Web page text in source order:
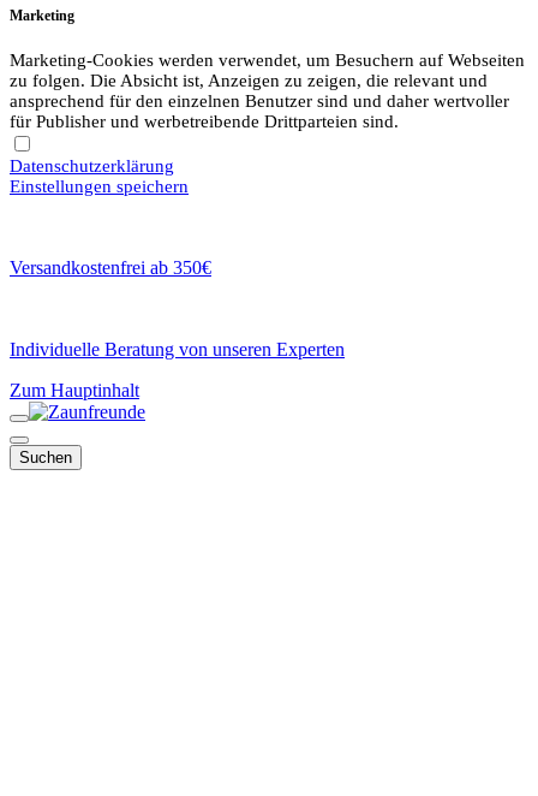
Marketing
Marketing-Cookies werden verwendet, um Besuchern auf Webseiten
zu folgen. Die Absicht ist, Anzeigen zu zeigen, die relevant und
ansprechend für den einzelnen Benutzer sind und daher wertvoller
für Publisher und werbetreibende Drittparteien sind.
Datenschutzerklärung
Einstellungen speichern
Versandkostenfrei ab 350€
Individuelle Beratung von unseren Experten
Zum Hauptinhalt
Suchen